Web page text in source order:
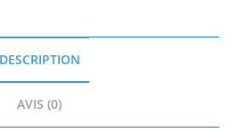
DESCRIPTION
AVIS (0)